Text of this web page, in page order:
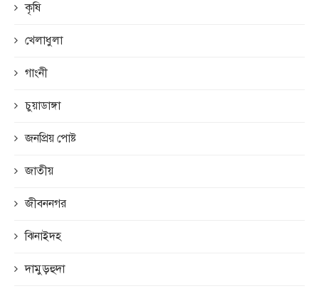
কৃষি
খেলাধুলা
গাংনী
চুয়াডাঙ্গা
জনপ্রিয় পোষ্ট
জাতীয়
জীবননগর
ঝিনাইদহ
দামুড়হুদা